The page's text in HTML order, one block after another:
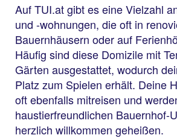
Auf TUI.at gibt es eine Vielzahl
und -wohnungen, die oft in
Bauernhäusern oder auf
Häufig sind diese Domizile mit
Gärten ausgestattet, wodurch
Platz zum Spielen erhält. Deine
oft ebenfalls mitreisen und
haustierfreundlichen Bauernhof-
herzlich willkommen geheißen.